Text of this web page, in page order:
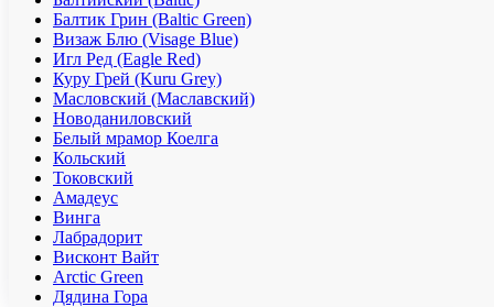
Балтик Грин (Baltic Green)
Визаж Блю (Visage Blue)
Игл Ред (Eagle Red)
Куру Грей (Kuru Grey)
Масловский (Маславский)
Новоданиловский
Белый мрамор Коелга
Кольский
Токовский
Амадеус
Винга
Лабрадорит
Висконт Вайт
Аrctic Green
Дядина Гора